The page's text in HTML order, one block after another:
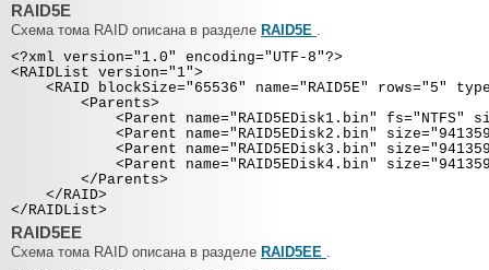
RAID5E
Схема тома RAID описана в разделе RAID5E .
<?xml version="1.0" encoding="UTF-8"?>
<RAIDList version="1">
<RAID blockSize="65536" name="RAID5E" rows="5"
<Parents>
<Parent name="RAID5EDisk1.bin" fs="NTFS"
<Parent name="RAID5EDisk2.bin"
<Parent name="RAID5EDisk3.bin"
<Parent name="RAID5EDisk4.bin"
</Parents>
</RAID>
</RAIDList>
RAID5EE
Схема тома RAID описана в разделе RAID5EE .